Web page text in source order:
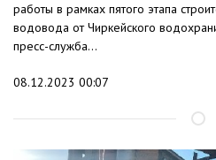
работы в рамках пятого этапа
водовода от Чиркейского
пресс-служба...
08.12.2023 00:07